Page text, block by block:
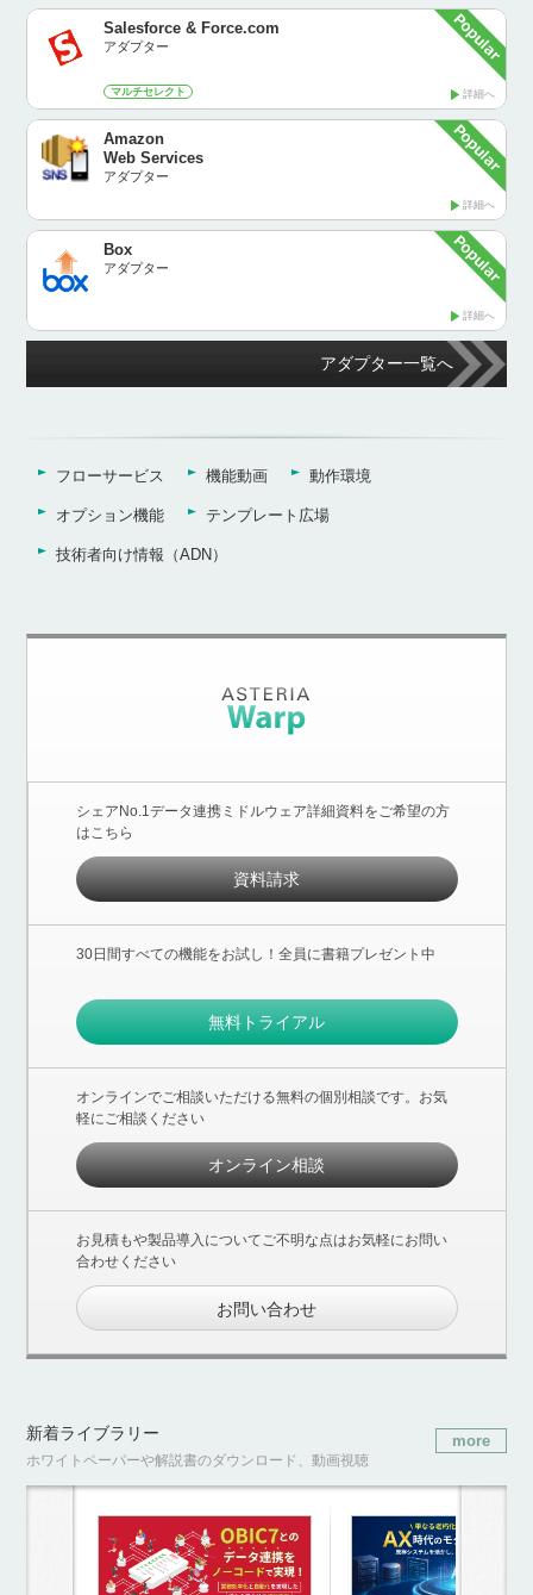
Salesforce & Force.com
アダプター
詳細へ
マルチセレクト
Amazon
Web Services
アダプター
詳細へ
Box
アダプター
詳細へ
アダプター一覧へ
フローサービス 機能動画 動作環境
オプション機能 テンプレート広場
技術者向け情報（ADN）
シェアNo.1データ連携ミドルウェア詳細資料をご希望の方
はこちら
資料請求
30日間すべての機能をお試し！全員に書籍プレゼント中
無料トライアル
オンラインでご相談いただける無料の個別相談です。お気
軽にご相談ください
オンライン相談
お見積もや製品導入についてご不明な点はお気軽にお問い
合わせください
お問い合わせ
新着ライブラリー
ホワイトペーパーや解説書のダウンロード、動画視聴
more